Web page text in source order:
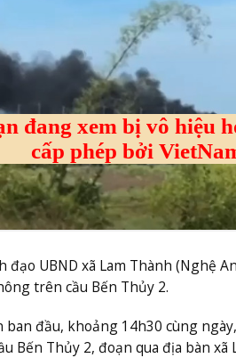
đạo UBND xã Lam Thành (Nghệ
trên cầu Bến Thủy 2.
đầu, khoảng 14h30 cùng
Bến Thủy 2, đoạn qua địa bàn